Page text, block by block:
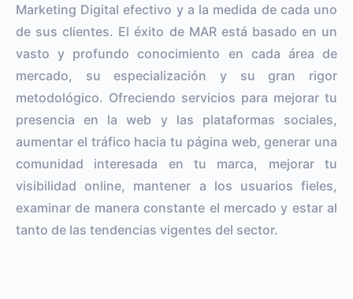
Marketing Digital efectivo y a la medida de cada uno
de sus clientes. El éxito de MAR está basado en un
vasto y profundo conocimiento en cada área de
mercado, su especialización y su gran rigor
metodológico. Ofreciendo servicios para mejorar tu
presencia en la web y las plataformas sociales,
aumentar el tráfico hacia tu página web, generar una
comunidad interesada en tu marca, mejorar tu
visibilidad online, mantener a los usuarios fieles,
examinar de manera constante el mercado y estar al
tanto de las tendencias vigentes del sector.